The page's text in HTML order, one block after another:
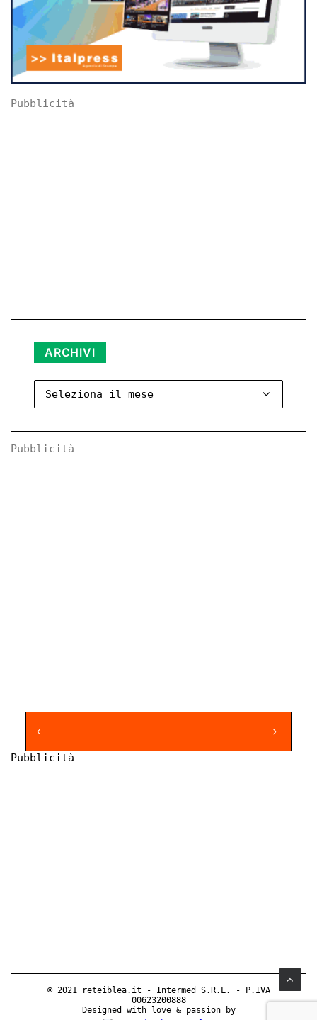
Pubblicità
ARCHIVI
Pubblicità
Pubblicità
© 2021 reteiblea.it - Intermed S.R.L. - P.IVA
00623200888
Designed with love & passion by